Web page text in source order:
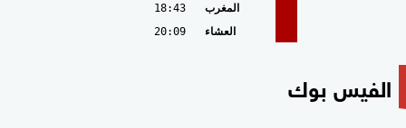
المغرب
18:43
العشاء
20:09
الفيس بوك